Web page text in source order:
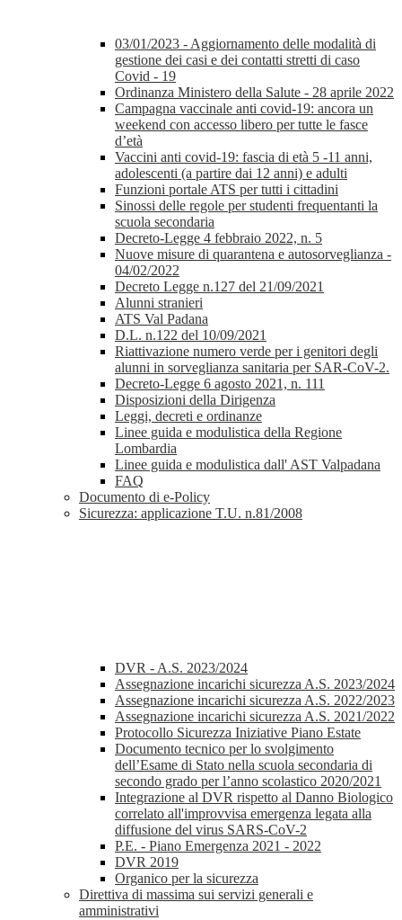
03/01/2023 - Aggiornamento delle modalità di
gestione dei casi e dei contatti stretti di caso
Covid - 19
Ordinanza Ministero della Salute - 28 aprile 2022
Campagna vaccinale anti covid-19: ancora un
weekend con accesso libero per tutte le fasce
d’età
Vaccini anti covid-19: fascia di età 5 -11 anni,
adolescenti (a partire dai 12 anni) e adulti
Funzioni portale ATS per tutti i cittadini
Sinossi delle regole per studenti frequentanti la
scuola secondaria
Decreto-Legge 4 febbraio 2022, n. 5
Nuove misure di quarantena e autosorveglianza -
04/02/2022
Decreto Legge n.127 del 21/09/2021
Alunni stranieri
ATS Val Padana
D.L. n.122 del 10/09/2021
Riattivazione numero verde per i genitori degli
alunni in sorveglianza sanitaria per SAR-CoV-2.
Decreto-Legge 6 agosto 2021, n. 111
Disposizioni della Dirigenza
Leggi, decreti e ordinanze
Linee guida e modulistica della Regione
Lombardia
Linee guida e modulistica dall' AST Valpadana
FAQ
Documento di e-Policy
Sicurezza: applicazione T.U. n.81/2008
DVR - A.S. 2023/2024
Assegnazione incarichi sicurezza A.S. 2023/2024
Assegnazione incarichi sicurezza A.S. 2022/2023
Assegnazione incarichi sicurezza A.S. 2021/2022
Protocollo Sicurezza Iniziative Piano Estate
Documento tecnico per lo svolgimento
dell’Esame di Stato nella scuola secondaria di
secondo grado per l’anno scolastico 2020/2021
Integrazione al DVR rispetto al Danno Biologico
correlato all'improvvisa emergenza legata alla
diffusione del virus SARS-CoV-2
P.E. - Piano Emergenza 2021 - 2022
DVR 2019
Organico per la sicurezza
Direttiva di massima sui servizi generali e
amministrativi